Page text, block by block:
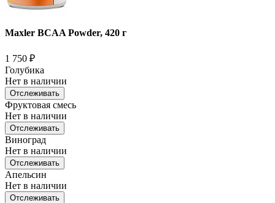
Maxler BCAA Powder, 420 г
1 750 ₽
Голубика
Нет в наличии
Отслеживать
Фруктовая смесь
Нет в наличии
Отслеживать
Виноград
Нет в наличии
Отслеживать
Апельсин
Нет в наличии
Отслеживать